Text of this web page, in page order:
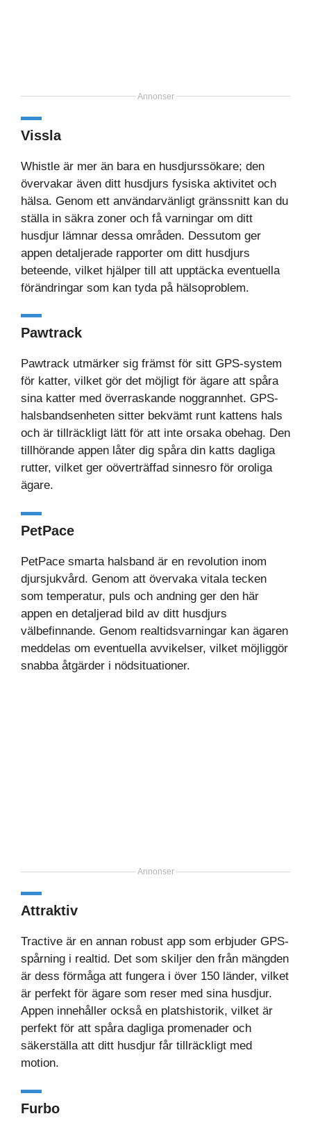
Annonser
Vissla
Whistle är mer än bara en husdjurssökare; den
övervakar även ditt husdjurs fysiska aktivitet och
hälsa. Genom ett användarvänligt gränssnitt kan du
ställa in säkra zoner och få varningar om ditt
husdjur lämnar dessa områden. Dessutom ger
appen detaljerade rapporter om ditt husdjurs
beteende, vilket hjälper till att upptäcka eventuella
förändringar som kan tyda på hälsoproblem.
Pawtrack
Pawtrack utmärker sig främst för sitt GPS-system
för katter, vilket gör det möjligt för ägare att spåra
sina katter med överraskande noggrannhet. GPS-
halsbandsenheten sitter bekvämt runt kattens hals
och är tillräckligt lätt för att inte orsaka obehag. Den
tillhörande appen låter dig spåra din katts dagliga
rutter, vilket ger oöverträffad sinnesro för oroliga
ägare.
PetPace
PetPace smarta halsband är en revolution inom
djursjukvård. Genom att övervaka vitala tecken
som temperatur, puls och andning ger den här
appen en detaljerad bild av ditt husdjurs
välbefinnande. Genom realtidsvarningar kan ägaren
meddelas om eventuella avvikelser, vilket möjliggör
snabba åtgärder i nödsituationer.
Annonser
Attraktiv
Tractive är en annan robust app som erbjuder GPS-
spårning i realtid. Det som skiljer den från mängden
är dess förmåga att fungera i över 150 länder, vilket
är perfekt för ägare som reser med sina husdjur.
Appen innehåller också en platshistorik, vilket är
perfekt för att spåra dagliga promenader och
säkerställa att ditt husdjur får tillräckligt med
motion.
Furbo